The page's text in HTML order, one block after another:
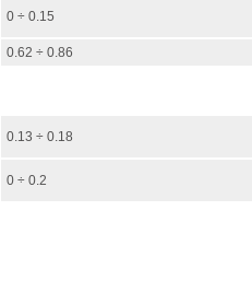
0 ÷ 0.15
0.62 ÷ 0.86
0.13 ÷ 0.18
0 ÷ 0.2